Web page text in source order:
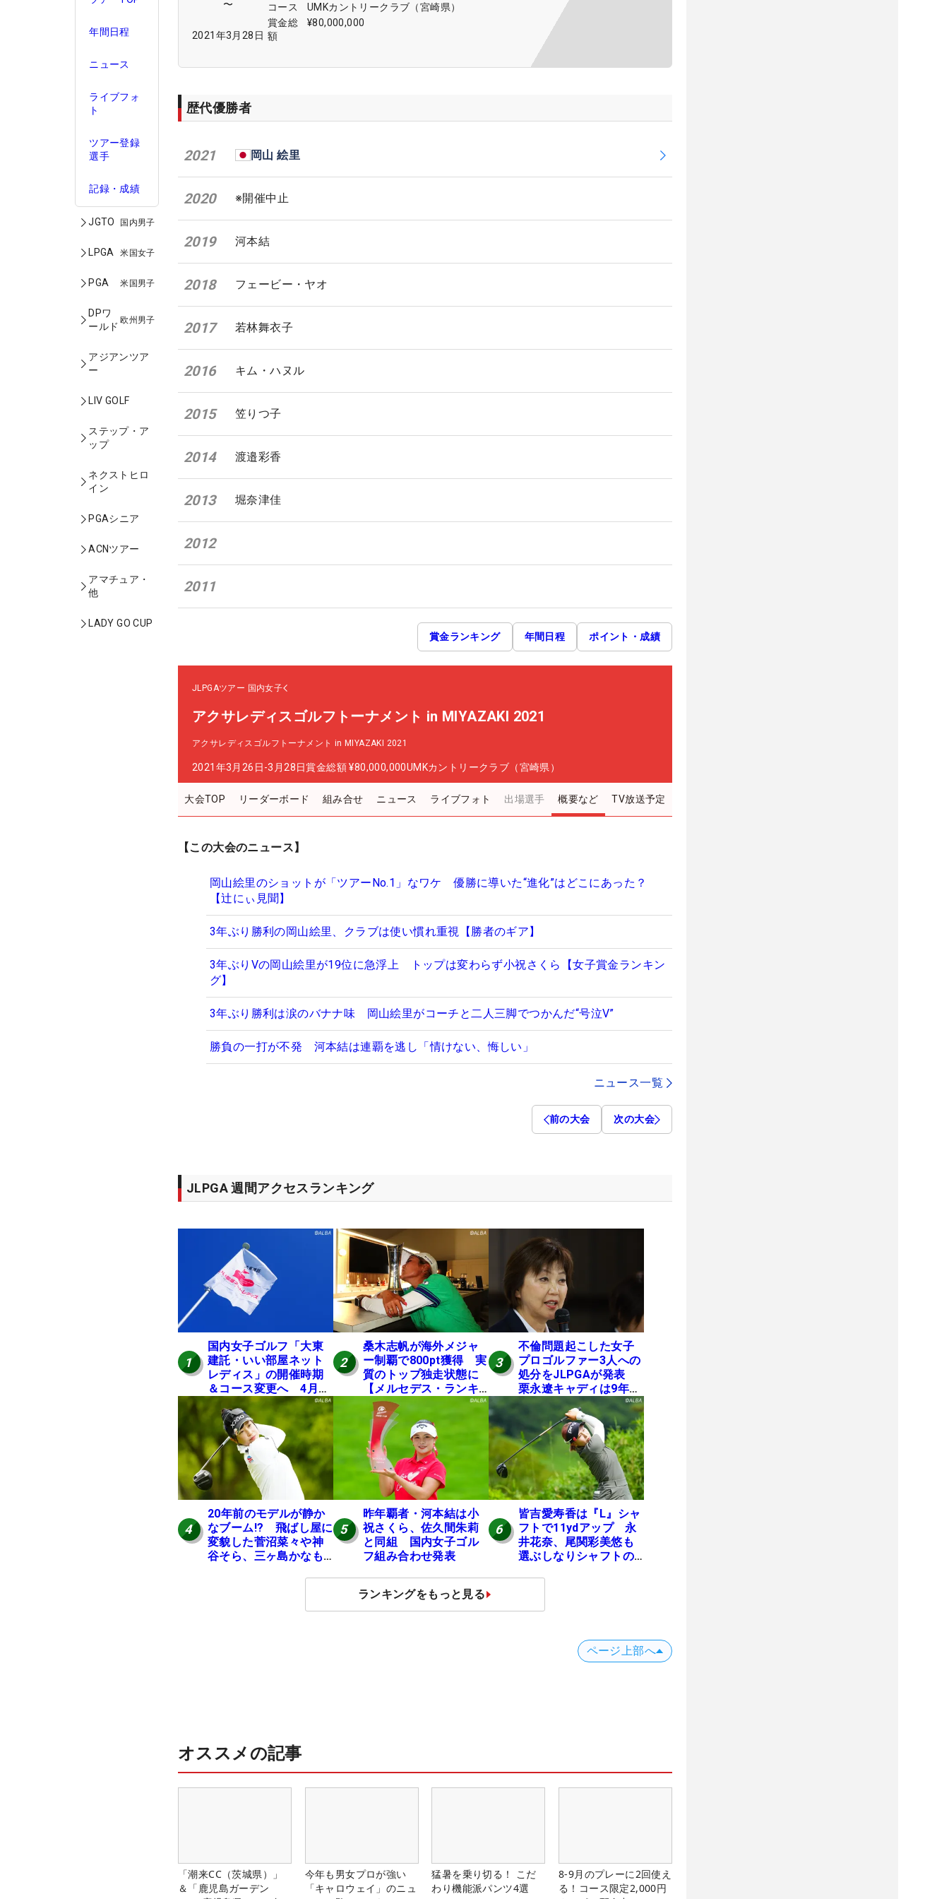
年間日程
ニュース
ライブフォ
ト
ツアー登録
選手
記録・成績
JGTO 国内男子
LPGA 米国女子
PGA 米国男子
DPワ
ールド
欧州男子
アジアンツア
ー
LIV GOLF
ステップ・ア
ップ
ネクストヒロ
イン
PGAシニア
ACNツアー
アマチュア・
他
LADY GO CUP
〜
2021年3月28日
コース
UMKカントリークラブ（宮崎県）
賞金総
額
¥80,000,000
歴代優勝者
2021 岡山 絵里
2020 ※開催中止
2019 河本結
2018 フェービー・ヤオ
2017 若林舞衣子
2016 キム・ハヌル
2015 笠りつ子
2014 渡邉彩香
2013 堀奈津佳
2012
2011
賞金ランキング 年間日程 ポイント・成績
JLPGAツアー 国内女子
アクサレディスゴルフトーナメント in MIYAZAKI 2021
アクサレディスゴルフトーナメント in MIYAZAKI 2021
2021年3月26日-3月28日賞金総額 ¥80,000,000UMKカントリークラブ（宮崎県）
大会TOP リーダーボード 組み合せ ニュース ライブフォト 出場選手 概要など TV放送予定
【この大会のニュース】
岡山絵里のショットが「ツアーNo.1」なワケ 優勝に導いた“進化”はどこにあった？
【辻にぃ見聞】
3年ぶり勝利の岡山絵里、クラブは使い慣れ重視【勝者のギア】
3年ぶりVの岡山絵里が19位に急浮上 トップは変わらず小祝さくら【女子賞金ランキン
グ】
3年ぶり勝利は涙のバナナ味 岡山絵里がコーチと二人三脚でつかんだ“号泣V”
勝負の一打が不発 河本結は連覇を逃し「情けない、悔しい」
ニュース一覧
前の大会 次の大会
JLPGA 週間アクセスランキング
1
国内女子ゴルフ「大東
建託・いい部屋ネット
レディス」の開催時期
＆コース変更へ 4月に
岐阜で開催
2
桑木志帆が海外メジャ
ー制覇で800pt獲得 実
質のトップ独走状態に
【メルセデス・ランキ
ング番外編】
3
不倫問題起こした女子
プロゴルファー3人への
処分をJLPGAが発表
栗永遼キャディは9年間
の立ち入り禁止
4
20年前のモデルが静か
なブーム!? 飛ばし屋に
変貌した菅沼菜々や神
谷そら、三ヶ島かなも
5
昨年覇者・河本結は小
祝さくら、佐久間朱莉
と同組 国内女子ゴル
フ組み合わせ発表
6
皆吉愛寿香は『L』シャ
フトで11ydアップ 永
井花奈、尾関彩美悠も
選ぶしなりシャフトの
ランキングをもっと見る
ページ上部へ
オススメの記事
「潮来CC（茨城県）」
＆「鹿児島ガーデン
今年も男女プロが強い
「キャロウェイ」のニュ
猛暑を乗り切る！ こだ
わり機能派パンツ4選
8-9月のプレーに2回使え
る！コース限定2,000円